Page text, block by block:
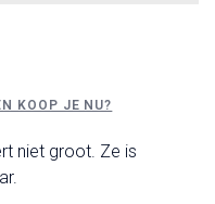
KOOP JE NU?
niet groot. Ze is